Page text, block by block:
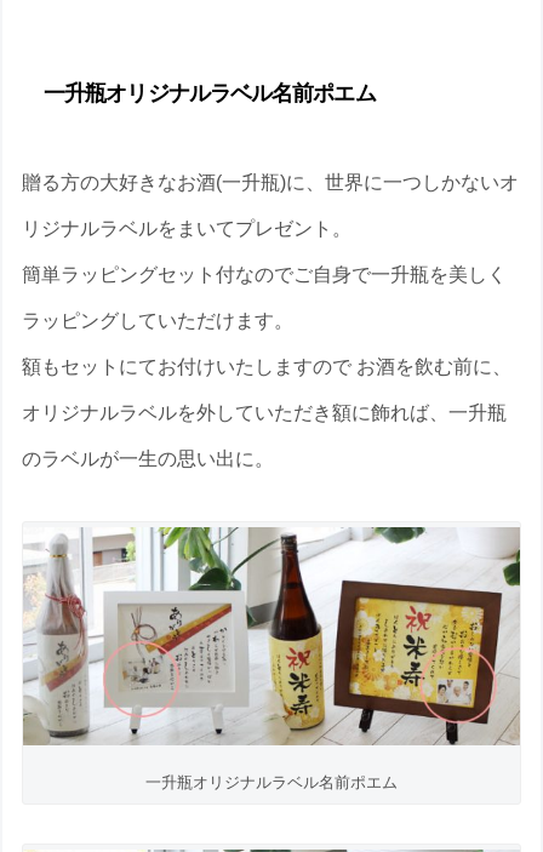
一升瓶オリジナルラベル名前ポエム
贈る方の大好きなお酒(一升瓶)に、世界に一つしかないオ
リジナルラベルをまいてプレゼント。
簡単ラッピングセット付なのでご自身で一升瓶を美しく
ラッピングしていただけます。
額もセットにてお付けいたしますので お酒を飲む前に、
オリジナルラベルを外していただき額に飾れば、一升瓶
のラベルが一生の思い出に。
一升瓶オリジナルラベル名前ポエム